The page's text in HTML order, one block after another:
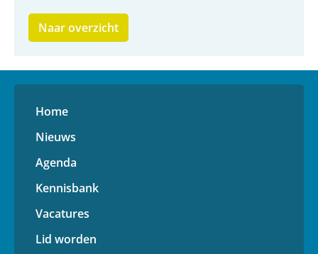
Naar overzicht
Home
Nieuws
Agenda
Kennisbank
Vacatures
Lid worden